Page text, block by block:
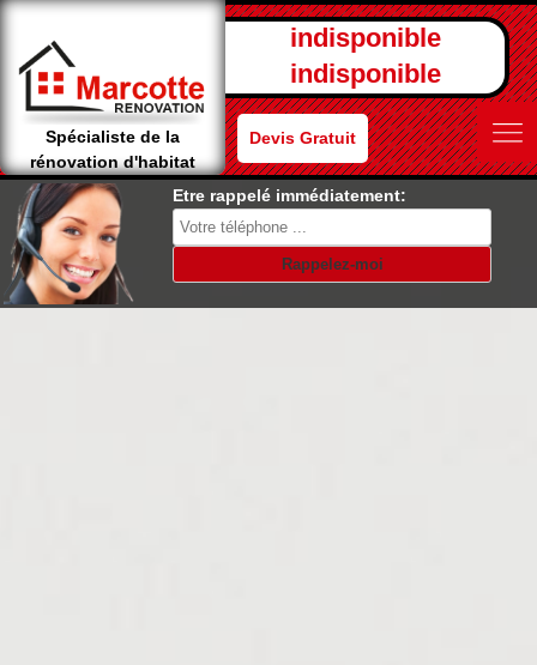
Spécialiste de la
rénovation d'habitat
indisponible
indisponible
Devis Gratuit
Etre rappelé immédiatement: